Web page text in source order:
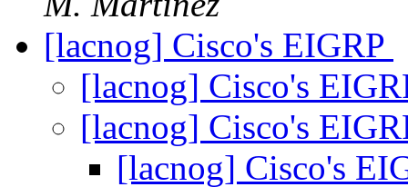
[lacnog] Cisco's EIGRP
[lacnog] Cisco's
[lacnog] Cisco's
[lacnog] Cisco's